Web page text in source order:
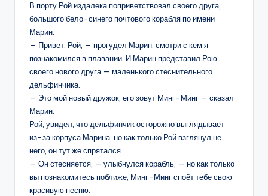
В порту Рой издалека поприветствовал своего друга,
большого бело-синего почтового корабля по имени
Марин.
— Привет, Рой, — прогудел Марин, смотри с кем я
познакомился в плавании. И Марин представил Рою
своего нового друга — маленького стеснительного
дельфинчика.
— Это мой новый дружок, его зовут Минг-Минг — сказал
Марин.
Рой, увидел, что дельфинчик осторожно выглядывает
из-за корпуса Марина, но как только Рой взглянул не
него, он тут же спрятался.
— Он стесняется, — улыбнулся корабль, — но как только
вы познакомитесь поближе, Минг-Минг споёт тебе свою
красивую песню.